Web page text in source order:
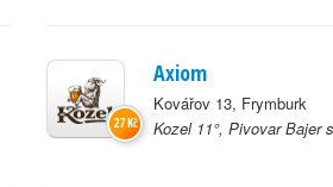
Axiom
Kovářov 13, Frymburk
Kozel 11°, Pivovar Bajer
27 Kč